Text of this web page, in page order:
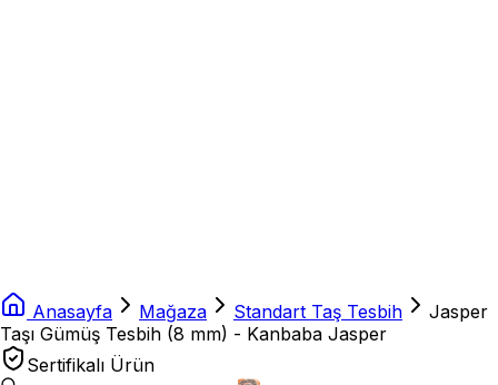
Anasayfa Mağaza Standart Taş Tesbih
Jasper
Taşı Gümüş Tesbih (8 mm) - Kanbaba Jasper
Sertifikalı Ürün